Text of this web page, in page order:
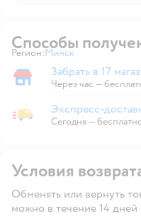
Способы
Регион: Выбор адреса
Минск
Забрать в магазине
Забрать в 17
Через час —
Экспресс-доставка из магазина
Экспресс-
Сегодня—
Условия
Обменять или вернуть
можно в течение 14